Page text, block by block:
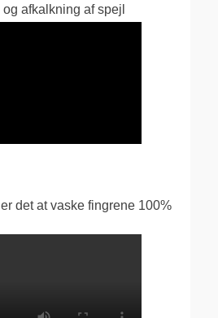
afkalkning af spejl
det at vaske fingrene 100%